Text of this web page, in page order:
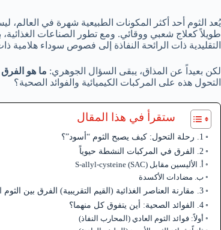
يُعد الثوم أحد أكثر المكونات الطبيعية شهرة في العالم،
طويلاً كعلاج شعبي ووقائي. ومع تطور الصناعات الغذائية،
التقليدية ذات الرائحة النفاذة إلى فصوص سوداء هلامية
لكن بعيداً عن المذاق، يبقى السؤال الجوهري: ما هو الفرق
التحول هذه على المركبات الكيميائية والفوائد الصحية؟
ستقرأ في هذا المقال
1. رحلة التحول: كيف يصبح الثوم “أسود”؟
2. الفرق في المركبات النشطة حيوياً
أ. الأليسين مقابل S-allyl-cysteine (SAC)
ب. مضادات الأكسدة
3. مقارنة العناصر الغذائية (القيم التقريبية) الفرق بين الثوم الأسود والثوم العادي
4. الفوائد الصحية: أين يتفوق كل منهما؟
أولاً: فوائد الثوم العادي (المحارب النفاذ)